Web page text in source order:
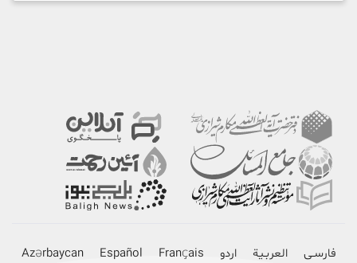
فارسـی العربـیة اردو Français
Español
Azərbaycan